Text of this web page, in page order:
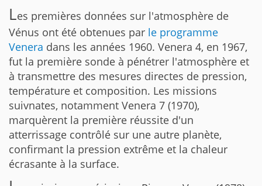
Les premières données sur l'atmosphère de
Vénus ont été obtenues par le programme
Venera dans les années 1960. Venera 4, en 1967,
fut la première sonde à pénétrer l'atmosphère et
à transmettre des mesures directes de pression,
température et composition. Les missions
suivnates, notamment Venera 7 (1970),
marquèrent la première réussite d'un
atterrissage contrôlé sur une autre planète,
confirmant la pression extrême et la chaleur
écrasante à la surface.